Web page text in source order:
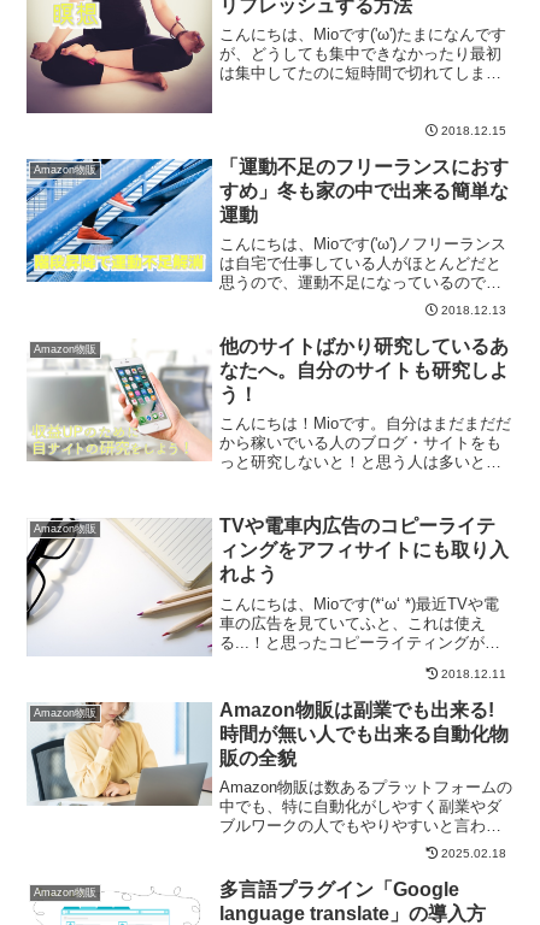
リフレッシュする方法
こんにちは、Mioです('ω')たまになんです
が、どうしても集中できなかったり最初
は集中してたのに短時間で切れてしまっ
てみたり気分転換をしようと試みるのが
2018.12.15
Amazon物販
「運動不足のフリーランスにおす
すめ」冬も家の中で出来る簡単な
運動
こんにちは、Mioです('ω')ノフリーランス
は自宅で仕事している人がほとんどだと
思うので、運動不足になっているのでは
ないでしょうか❓それでなくても、冬は寒
いし外に出るのもおっくうになりますよ
ね...⛄でも冬は冷えから免疫力が落ちや
すく、風...
2018.12.13
Amazon物販
他のサイトばかり研究しているあ
なたへ。自分のサイトも研究しよ
う！
こんにちは！Mioです。自分はまだまだだ
から稼いでいる人のブログ・サイトをも
っと研究しないと！と思う人は多いと思
に何をどう生かせるか？を考えることが
大切ですし、過去記事...
Amazon物販
TVや電車内広告のコピーライテ
ィングをアフィサイトにも取り入
れよう
こんにちは、Mioです(*‘ω‘ *)最近TVや電
車の広告を見ていてふと、これは使え
る...！と思ったコピーライティングがあ
ライティングは、特定の人に向けたメッ
セージが隠れています。そのメッセージ
が何なの...
2018.12.11
Amazon物販
Amazon物販は副業でも出来る!
時間が無い人でも出来る自動化物
販の全貌
Amazon物販は数あるプラットフォームの
中でも、特に自動化がしやすく副業やダ
ブルワークの人でもやりやすいと言われ
ています。その理由としては、やはり
FBAというAmazonが販売から顧客対応ま
でしてくれるサービスがあるからです。
FBAは大口...
2025.02.18
Amazon物販
多言語プラグイン「Google
language translate」の導入方